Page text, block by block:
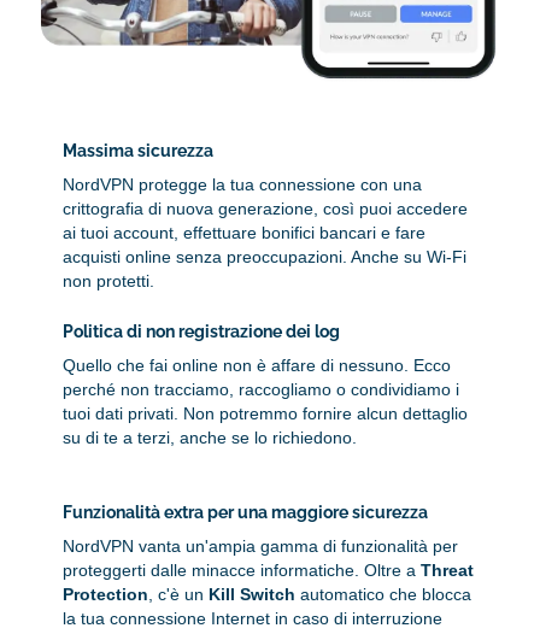
Massima sicurezza
NordVPN protegge la tua connessione con una
crittografia di nuova generazione, così puoi accedere
ai tuoi account, effettuare bonifici bancari e fare
acquisti online senza preoccupazioni. Anche su Wi-Fi
non protetti.
Politica di non registrazione dei log
Quello che fai online non è affare di nessuno. Ecco
perché non tracciamo, raccogliamo o condividiamo i
tuoi dati privati. Non potremmo fornire alcun dettaglio
su di te a terzi, anche se lo richiedono.
Funzionalità extra per una maggiore sicurezza
NordVPN vanta un'ampia gamma di funzionalità per
proteggerti dalle minacce informatiche. Oltre aThreat
Protection , c'è un Kill Switch automatico che blocca
la tua connessione Internet in caso di interruzione